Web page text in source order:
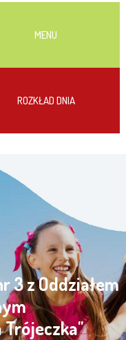
MENU
ROZKŁAD DNIA
3 z Oddziałem
Trójeczka"